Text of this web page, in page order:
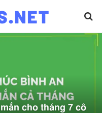
cho tháng 7 cô